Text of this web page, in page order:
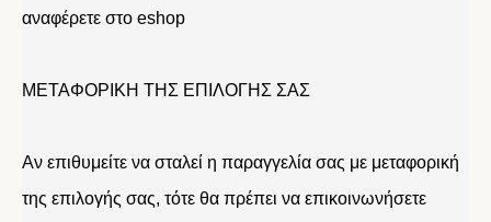
αναφέρετε στο eshop
ΜΕΤΑΦΟΡΙΚΗ ΤΗΣ ΕΠΙΛΟΓΗΣ ΣΑΣ
Αν επιθυμείτε να σταλεί η παραγγελία σας με μεταφορική
της επιλογής σας, τότε θα πρέπει να επικοινωνήσετε